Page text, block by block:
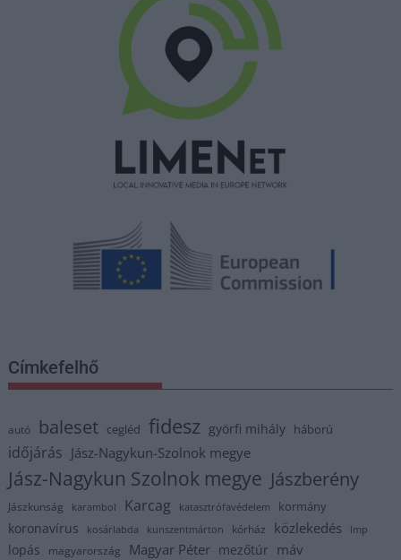
Címkefelhő
autó baleset cegléd fidesz györfi mihály háború
időjárás Jász-Nagykun-Szolnok megye
Jász-Nagykun Szolnok megye Jászberény
Jászkunság karambol Karcag katasztrófavédelem kormány
koronavírus kosárlabda kunszentmárton kórház közlekedés lmp
lopás magyarország Magyar Péter mezőtúr máv